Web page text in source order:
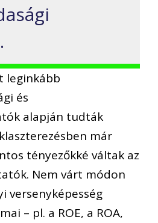
leginkább
és
alapján tudták
már
tényezőkké váltak az
Nem várt módon
versenyképesség
– pl. a ROE, a ROA,